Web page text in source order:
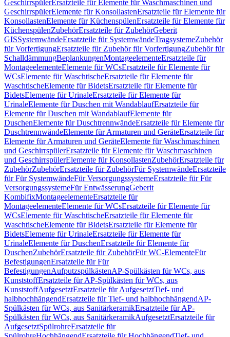
GeschirrspülerErsatzteile für Elemente für Waschmaschinen und
GeschirrspülerElemente für KonsollastenErsatzteile für Elemente für
KonsollastenElemente für KüchenspülenErsatzteile für Elemente für
KüchenspülenZubehörErsatzteile für ZubehörGeberit
GISSystemwändeErsatzteile für SystemwändeTragsystemeZubehör
für VorfertigungErsatzteile für Zubehör für VorfertigungZubehör für
SchalldämmungBeplankungenMontageelementeErsatzteile für
MontageelementeElemente für WCsErsatzteile für Elemente für
WCsElemente für WaschtischeErsatzteile für Elemente für
WaschtischeElemente für BidetsErsatzteile für Elemente für
BidetsElemente für UrinaleErsatzteile für Elemente für
UrinaleElemente für Duschen mit WandablaufErsatzteile für
Elemente für Duschen mit WandablaufElemente für
DuschenElemente für DuschtrennwändeErsatzteile für Elemente für
DuschtrennwändeElemente für Armaturen und GeräteErsatzteile für
Elemente für Armaturen und GeräteElemente für Waschmaschinen
und GeschirrspülerErsatzteile für Elemente für Waschmaschinen
und GeschirrspülerElemente für KonsollastenZubehörErsatzteile für
ZubehörZubehörErsatzteile für ZubehörFür SystemwändeErsatzteile
für Für SystemwändeFür VersorgungssystemeErsatzteile für Für
VersorgungssystemeFür EntwässerungGeberit
KombifixMontageelementeErsatzteile für
MontageelementeElemente für WCsErsatzteile für Elemente für
WCsElemente für WaschtischeErsatzteile für Elemente für
WaschtischeElemente für BidetsErsatzteile für Elemente für
BidetsElemente für UrinaleErsatzteile für Elemente für
UrinaleElemente für DuschenErsatzteile für Elemente für
DuschenZubehörErsatzteile für ZubehörFür WC-ElementeFür
BefestigungenErsatzteile für Für
BefestigungenAufputzspülkästenAP-Spülkästen für WCs, aus
KunststoffErsatzteile für AP-Spülkästen für WCs, aus
KunststoffAufgesetztErsatzteile für AufgesetztTief- und
halbhochhängendErsatzteile für Tief- und halbhochhängendAP-
Spülkästen für WCs, aus SanitärkeramikErsatzteile für AP-
Spülkästen für WCs, aus SanitärkeramikAufgesetztErsatzteile für
AufgesetztSpülrohreErsatzteile für